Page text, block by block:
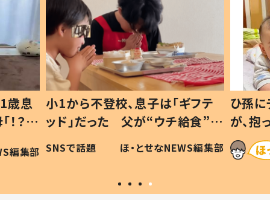
歳息
？」
編集部
小1から不登校、息子は「ギフテ
ッド」だった 父が“ウチ給食”を
作り続ける理由とは #令和の親
#令和の子
SNSで話題 ほ・とせなNEWS編集部
ひ孫
が、
「涙が
い」